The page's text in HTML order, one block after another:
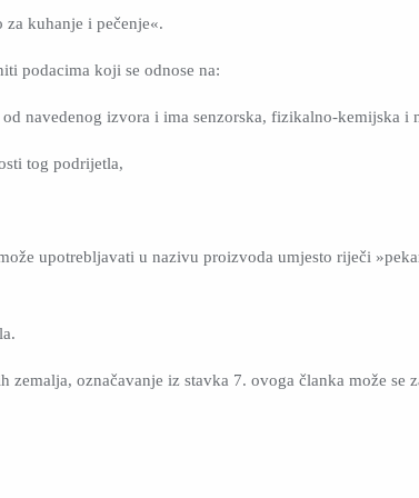
kuhanje i pečenje«.
podacima koji se odnose na:
navedenog izvora i ima senzorska, fizikalno-kemijska i
tog podrijetla,
upotrebljavati u nazivu proizvoda umjesto riječi
označavanje iz stavka 7. ovoga članka može se